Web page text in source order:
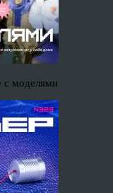
с моделями